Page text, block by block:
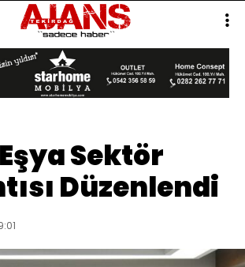
Sektör
Düzenlendi